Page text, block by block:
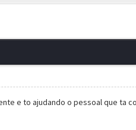
e to ajudando o pessoal que ta